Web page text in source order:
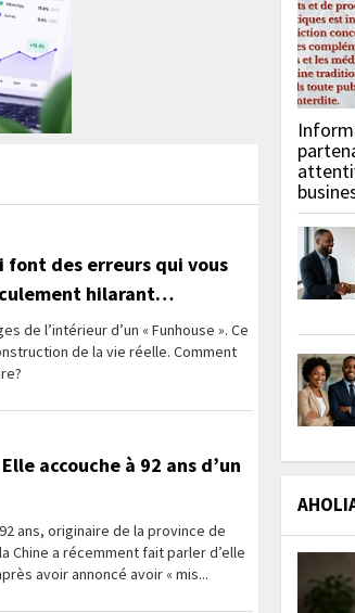
font des erreurs qui vous
hilarant…
de l’intérieur d’un « Funhouse ». Ce
de la vie réelle. Comment
accouche à 92 ans d’un
ans, originaire de la province de
Chine a récemment fait parler d’elle
avoir annoncé avoir « mis...